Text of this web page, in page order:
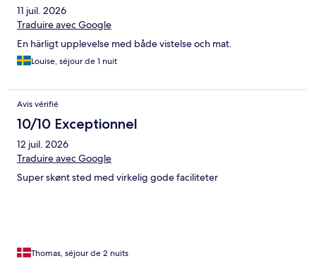
11 juil. 2026
Traduire avec Google
En härligt upplevelse med både vistelse och mat.
Louise, séjour de 1 nuit
Avis vérifié
10/10 Exceptionnel
12 juil. 2026
Traduire avec Google
Super skønt sted med virkelig gode faciliteter
Thomas, séjour de 2 nuits